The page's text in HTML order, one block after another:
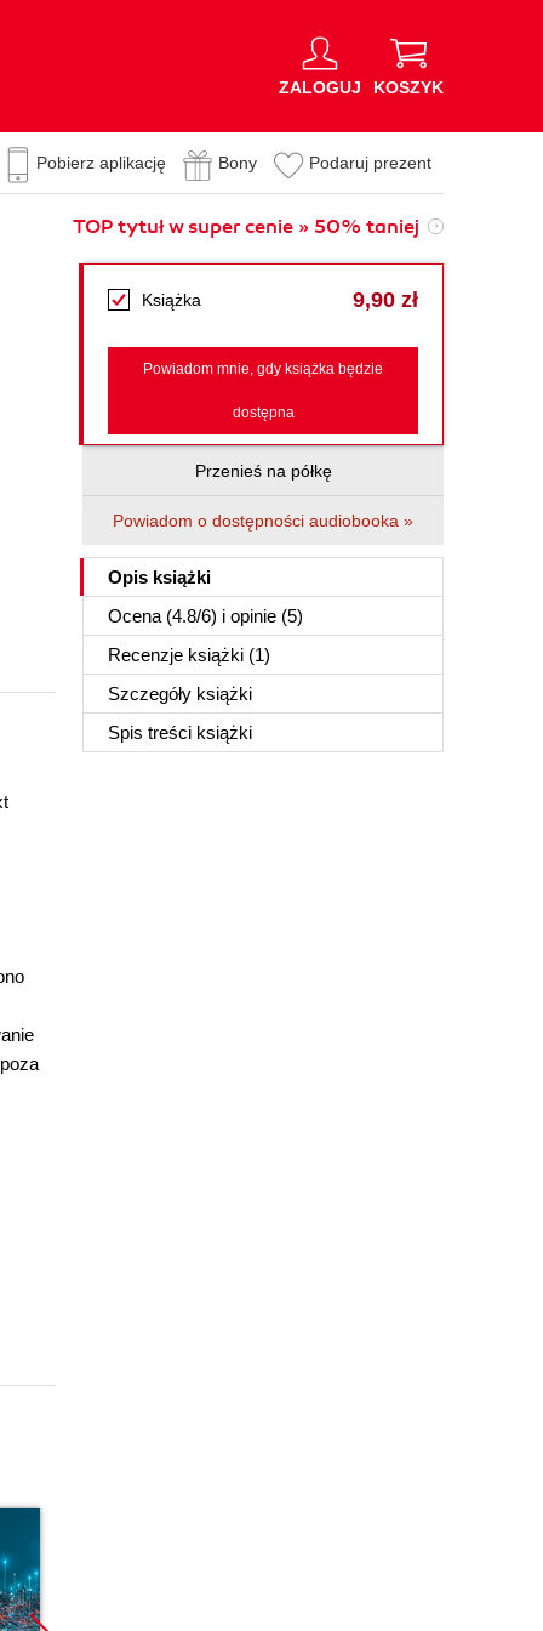
ZALOGUJ KOSZYK
Pobierz aplikację Bony Podaruj prezent
TOP tytuł w super cenie » 50% taniej
Książka 9,90 zł
Powiadom mnie, gdy książka będzie
dostępna
Przenieś na półkę
Powiadom o dostępności audiobooka »
Opis książki
Ocena (4.8/6) i opinie (5)
Recenzje książki (1)
Szczegóły książki
Spis treści książki